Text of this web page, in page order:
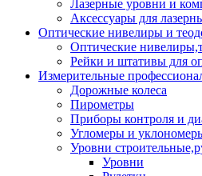
Лазерные уровни и
Аксессуары для
Оптические нивелиры и
Оптические
Рейки и штативы для
Измерительные
Дорожные колеса
Пирометры
Приборы контроля и
Угломеры и
Уровни
Уровни